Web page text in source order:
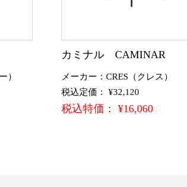
）
カミナル CAMINAR
メーカー：CRES（クレス）
税込定価： ¥32,120
税込特価： ¥16,060